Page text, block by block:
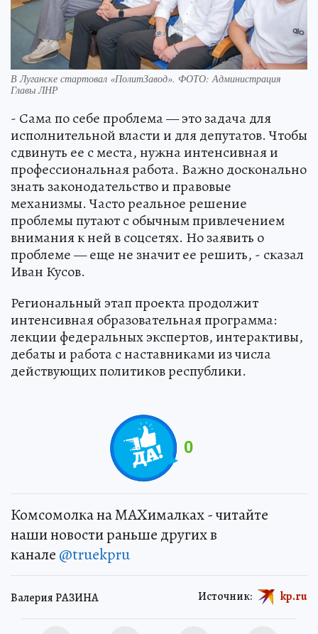
В Луганске стартовал «ПолитЗавод». ФОТО: Администрация
Главы ЛНР
- Сама по себе проблема — это задача для
исполнительной власти и для депутатов. Чтобы
сдвинуть ее с места, нужна интенсивная и
профессиональная работа. Важно досконально
знать законодательство и правовые
механизмы. Часто реальное решение
проблемы путают с обычным привлечением
внимания к ней в соцсетях. Но заявить о
проблеме — еще не значит ее решить, - сказал
Иван Кусов.
Региональный этап проекта продолжит
интенсивная образовательная программа:
лекции федеральных экспертов, интерактивы,
дебаты и работа с наставниками из числа
действующих политиков республики.
0
Комсомолка на MAXималках - читайте
наши новости раньше других в
канале @truekpru
Валерия РАЗИНА Источник: kp.ru